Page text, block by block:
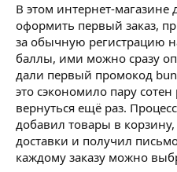
В этом интернет-магазине
оформить первый заказ,
за обычную регистрацию
баллы, ими можно сразу
дали первый промокод
это сэкономило пару
вернуться ещё раз.
добавил товары в
доставки и получил
каждому заказу можно